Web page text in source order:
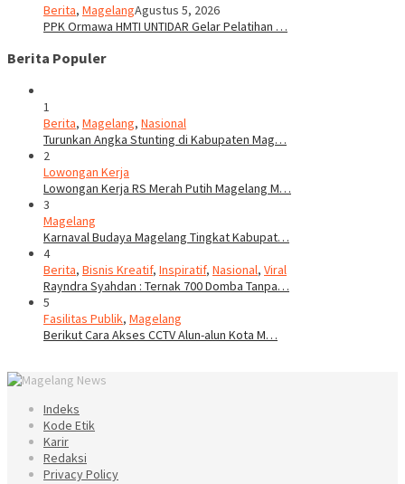
Berita, MagelangAgustus 5, 2026
PPK Ormawa HMTI UNTIDAR Gelar Pelatihan …
Berita Populer
1
Berita, Magelang, Nasional
Turunkan Angka Stunting di Kabupaten Mag…
2
Lowongan Kerja
Lowongan Kerja RS Merah Putih Magelang M…
3
Magelang
Karnaval Budaya Magelang Tingkat Kabupat…
4
Berita, Bisnis Kreatif, Inspiratif, Nasional, Viral
Rayndra Syahdan : Ternak 700 Domba Tanpa…
5
Fasilitas Publik, Magelang
Berikut Cara Akses CCTV Alun-alun Kota M…
Indeks
Kode Etik
Karir
Redaksi
Privacy Policy